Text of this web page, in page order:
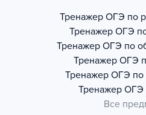
Тренажер ОГЭ по
Тренажер ОГЭ
Тренажер ОГЭ по
Тренажер ОГЭ
Тренажер ОГЭ по
Тренажер ОГЭ
Все